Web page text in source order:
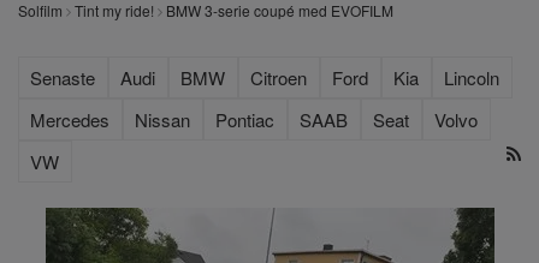
Solfilm Tint my ride! BMW 3-serie coupé med EVOFILM
Senaste Audi BMW Citroen Ford Kia
Lincoln
Mercedes
Nissan Pontiac SAAB Seat
Volvo
VW